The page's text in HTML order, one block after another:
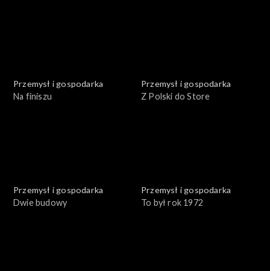
Przemysł i gospodarka
Na finiszu
Przemysł i gospodarka
Z Polski do Store
Przemysł i gospodarka
Dwie budowy
Przemysł i gospodarka
To był rok 1972